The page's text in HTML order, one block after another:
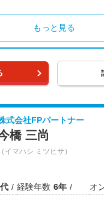
もっと見る
式会社FPパートナー
橋 三尚
（イマハシ ミツヒサ）
経験年数 6年 オ